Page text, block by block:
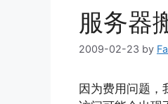
服务器
2009-02-23 by
因为费用问题，